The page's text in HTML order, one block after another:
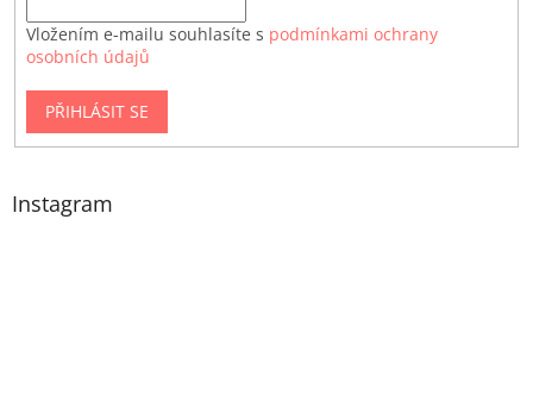
Vložením e-mailu souhlasíte s podmínkami ochrany
osobních údajů
PŘIHLÁSIT SE
Instagram